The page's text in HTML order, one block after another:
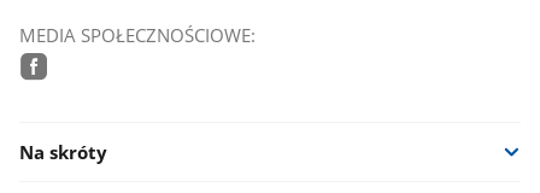
MEDIA SPOŁECZNOŚCIOWE:
Na skróty